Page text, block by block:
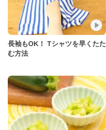
長袖もOK！ Tシャツを早くたた
む方法